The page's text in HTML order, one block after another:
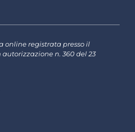
online registrata presso il
n. 360 del 23